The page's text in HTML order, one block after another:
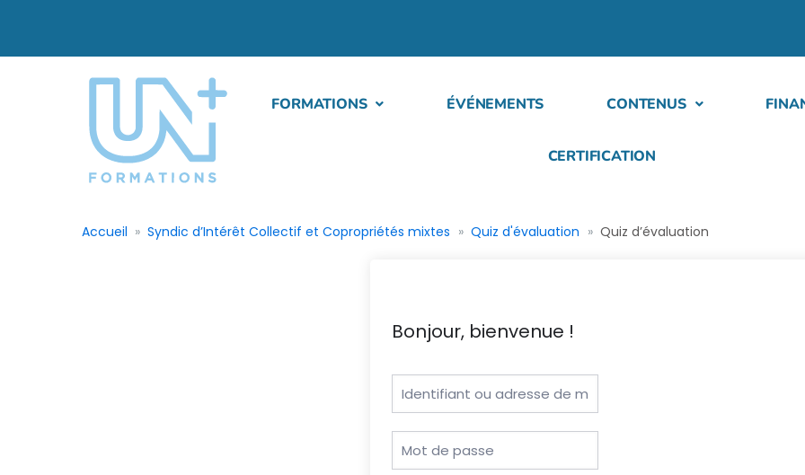
FORMATIONS ÉVÉNEMENTS CONTENUS
CERTIFICATION
Accueil Syndic d’Intérêt Collectif et Copropriétés mixtes Quiz d'évaluation Quiz d’évaluation
Bonjour, bienvenue !